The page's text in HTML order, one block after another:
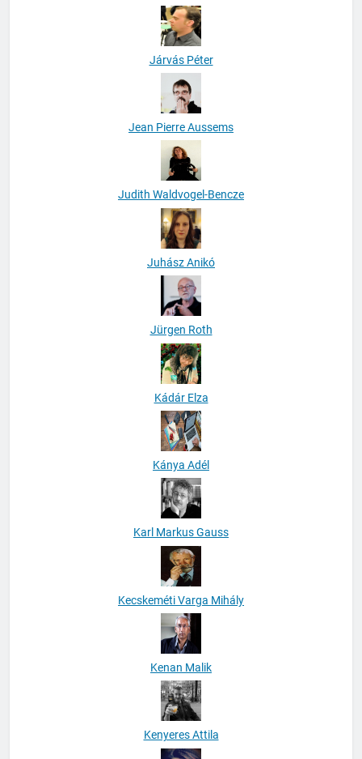
Járvás Péter
Jean Pierre Aussems
Judith Waldvogel-Bencze
Juhász Anikó
Jürgen Roth
Kádár Elza
Kánya Adél
Karl Markus Gauss
Kecskeméti Varga Mihály
Kenan Malik
Kenyeres Attila